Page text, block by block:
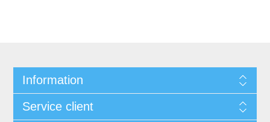
Information
Service client